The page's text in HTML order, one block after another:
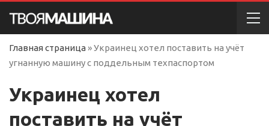
Главная страница »Украинец хотел поставить на учёт
угнанную машину с поддельным техпаспортом
Украинец хотел
поставить на учёт